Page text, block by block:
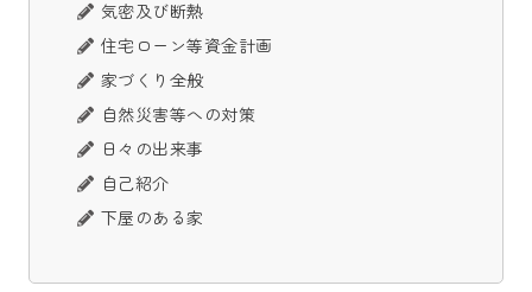
気密及び断熱
住宅ローン等資金計画
家づくり全般
自然災害等への対策
日々の出来事
自己紹介
下屋のある家